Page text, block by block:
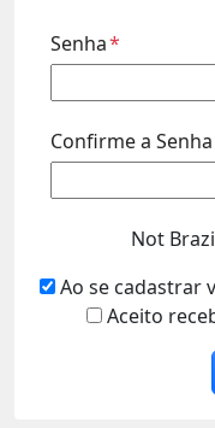
Senha*
Confirme a Senha
Not
Ao se cadastrar
Aceito